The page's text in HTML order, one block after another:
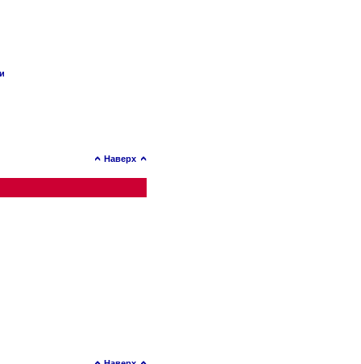
Наверх